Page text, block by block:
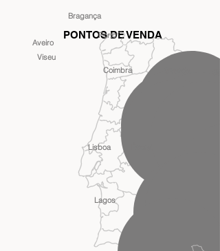
PONTOS DE VENDA
Bragança
Porto
Aveiro
Viseu
Coimbra
Lisboa
Lagos